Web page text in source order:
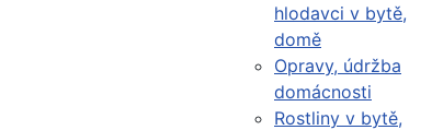
hlodavci v bytě,
domě
Opravy, údržba
domácnosti
Rostliny v bytě,